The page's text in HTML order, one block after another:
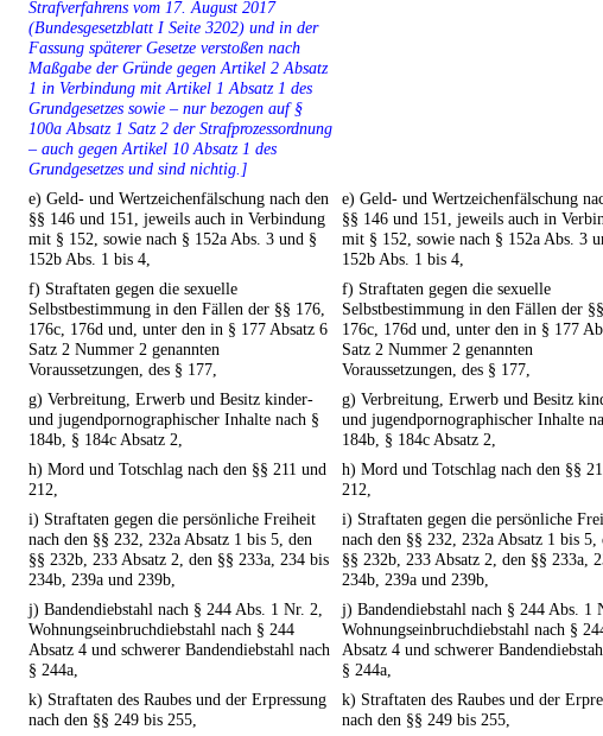
Strafverfahrens vom 17. August 2017
(Bundesgesetzblatt I Seite 3202) und in der
Fassung späterer Gesetze verstoßen nach
Maßgabe der Gründe gegen Artikel 2 Absatz
1 in Verbindung mit Artikel 1 Absatz 1 des
Grundgesetzes sowie – nur bezogen auf §
100a Absatz 1 Satz 2 der Strafprozessordnung
– auch gegen Artikel 10 Absatz 1 des
Grundgesetzes und sind nichtig.]
e) Geld- und Wertzeichenfälschung nach den
§§ 146 und 151, jeweils auch in Verbindung
mit § 152, sowie nach § 152a Abs. 3 und §
152b Abs. 1 bis 4,
e) Geld- und Wertzeichenfälschung
§§ 146 und 151, jeweils auch in
mit § 152, sowie nach § 152a Abs. 3
152b Abs. 1 bis 4,
f) Straftaten gegen die sexuelle
Selbstbestimmung in den Fällen der §§ 176,
176c, 176d und, unter den in § 177 Absatz 6
Satz 2 Nummer 2 genannten
Voraussetzungen, des § 177,
f) Straftaten gegen die sexuelle
Selbstbestimmung in den Fällen der
176c, 176d und, unter den in § 177
Satz 2 Nummer 2 genannten
Voraussetzungen, des § 177,
g) Verbreitung, Erwerb und Besitz kinder-
und jugendpornographischer Inhalte nach §
184b, § 184c Absatz 2,
g) Verbreitung, Erwerb und Besitz
und jugendpornographischer Inhalte
184b, § 184c Absatz 2,
h) Mord und Totschlag nach den §§ 211 und
212,
h) Mord und Totschlag nach den §§
212,
i) Straftaten gegen die persönliche Freiheit
nach den §§ 232, 232a Absatz 1 bis 5, den
§§ 232b, 233 Absatz 2, den §§ 233a, 234 bis
234b, 239a und 239b,
i) Straftaten gegen die persönliche
nach den §§ 232, 232a Absatz 1 bis 5,
§§ 232b, 233 Absatz 2, den §§ 233a,
234b, 239a und 239b,
j) Bandendiebstahl nach § 244 Abs. 1 Nr. 2,
Wohnungseinbruchdiebstahl nach § 244
Absatz 4 und schwerer Bandendiebstahl nach
§ 244a,
j) Bandendiebstahl nach § 244 Abs. 1
Wohnungseinbruchdiebstahl nach §
Absatz 4 und schwerer
§ 244a,
k) Straftaten des Raubes und der Erpressung
nach den §§ 249 bis 255,
k) Straftaten des Raubes und der
nach den §§ 249 bis 255,